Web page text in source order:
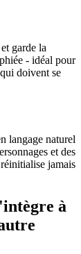
garde la
- idéal pour
doivent se
langage naturel
et des
jamais
à